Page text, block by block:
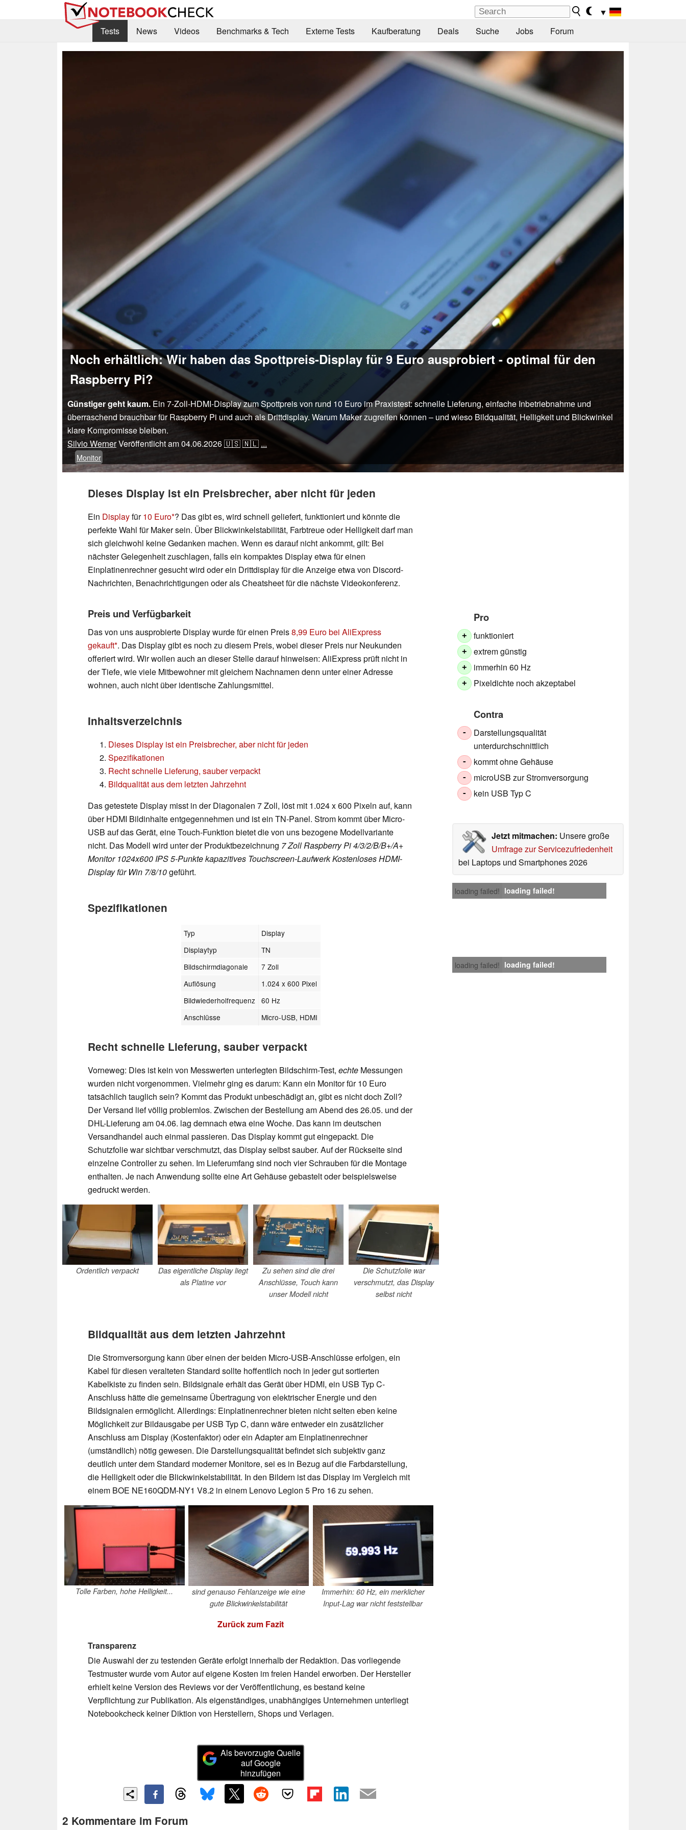
▼
Tests
News Videos Benchmarks & Tech Externe Tests Kaufberatung Deals Suche Jobs Forum
Noch erhältlich: Wir haben das Spottpreis-Display für 9 Euro ausprobiert - optimal für den
Raspberry Pi?
Günstiger geht kaum. Ein 7-Zoll-HDMI-Display zum Spottpreis von rund 10 Euro im Praxistest: schnelle Lieferung, einfache Inbetriebnahme und
überraschend brauchbar für Raspberry Pi und auch als Drittdisplay. Warum Maker zugreifen können – und wieso Bildqualität, Helligkeit und Blickwinkel
klare Kompromisse bleiben.
Silvio WernerVeröffentlicht am04.06.2026🇺🇸🇳🇱 ...
Monitor
Dieses Display ist ein Preisbrecher, aber nicht für jeden
Ein Displayfür10 Euro ? Das gibt es, wird schnell geliefert, funktioniert und könnte die
perfekte Wahl für Maker sein. Über Blickwinkelstabilität, Farbtreue oder Helligkeit darf man
sich gleichwohl keine Gedanken machen. Wenn es darauf nicht ankommt, gilt: Bei
nächster Gelegenheit zuschlagen, falls ein kompaktes Display etwa für einen
Einplatinenrechner gesucht wird oder ein Drittdisplay für die Anzeige etwa von Discord-
Nachrichten, Benachrichtigungen oder als Cheatsheet für die nächste Videokonferenz.
Pro
+ funktioniert
+ extrem günstig
+ immerhin 60 Hz
+ Pixeldichte noch akzeptabel
Contra
-
Darstellungsqualität
unterdurchschnittlich
- kommt ohne Gehäuse
- microUSB zur Stromversorgung
- kein USB Typ C
Jetzt mitmachen: Unsere große
Umfrage zur Servicezufriedenheit
bei Laptops und Smartphones 2026
Preis und Verfügbarkeit
Das von uns ausprobierte Display wurde für einen Preis8,99 Euro bei AliExpress
gekauft . Das Display gibt es noch zu diesem Preis, wobei dieser Preis nur Neukunden
offeriert wird. Wir wollen auch an dieser Stelle darauf hinweisen: AliExpress prüft nicht in
der Tiefe, wie viele Mitbewohner mit gleichem Nachnamen denn unter einer Adresse
wohnen, auch nicht über identische Zahlungsmittel.
loading failed! loading failed!
Inhaltsverzeichnis
Dieses Display ist ein Preisbrecher, aber nicht für jeden
Spezifikationen
Recht schnelle Lieferung, sauber verpackt
Bildqualität aus dem letzten Jahrzehnt
loading failed! loading failed!
Das getestete Display misst in der Diagonalen 7 Zoll, löst mit 1.024 x 600 Pixeln auf, kann
über HDMI Bildinhalte entgegennehmen und ist ein TN-Panel. Strom kommt über Micro-
USB auf das Gerät, eine Touch-Funktion bietet die von uns bezogene Modellvariante
nicht. Das Modell wird unter der Produktbezeichnung 7 Zoll Raspberry Pi 4/3/2/B/B+/A+
Monitor 1024x600 IPS 5-Punkte kapazitives Touchscreen-Laufwerk Kostenloses HDMI-
Display für Win 7/8/10geführt.
Spezifikationen
Typ
Display
Displaytyp
TN
Bildschirmdiagonale
7 Zoll
Auflösung
1.024 x 600 Pixel
Bildwiederholfrequenz
60 Hz
Anschlüsse
Micro-USB, HDMI
Recht schnelle Lieferung, sauber verpackt
Vorneweg: Dies ist kein von Messwerten unterlegten Bildschirm-Test, echte Messungen
wurden nicht vorgenommen. Vielmehr ging es darum: Kann ein Monitor für 10 Euro
tatsächlich tauglich sein? Kommt das Produkt unbeschädigt an, gibt es nicht doch Zoll?
Der Versand lief völlig problemlos. Zwischen der Bestellung am Abend des 26.05. und der
DHL-Lieferung am 04.06. lag demnach etwa eine Woche. Das kann im deutschen
Versandhandel auch einmal passieren. Das Display kommt gut eingepackt. Die
Schutzfolie war sichtbar verschmutzt, das Display selbst sauber. Auf der Rückseite sind
einzelne Controller zu sehen. Im Lieferumfang sind noch vier Schrauben für die Montage
enthalten. Je nach Anwendung sollte eine Art Gehäuse gebastelt oder beispielsweise
gedruckt werden.
Ordentlich verpackt
Das eigentliche Display liegt
als Platine vor
Zu sehen sind die drei
Anschlüsse, Touch kann
unser Modell nicht
Die Schutzfolie war
verschmutzt, das Display
selbst nicht
Bildqualität aus dem letzten Jahrzehnt
Die Stromversorgung kann über einen der beiden Micro-USB-Anschlüsse erfolgen, ein
Kabel für diesen veralteten Standard sollte hoffentlich noch in jeder gut sortierten
Kabelkiste zu finden sein. Bildsignale erhält das Gerät über HDMI, ein USB Typ C-
Anschluss hätte die gemeinsame Übertragung von elektrischer Energie und den
Bildsignalen ermöglicht. Allerdings: Einplatinenrechner bieten nicht selten eben keine
Möglichkeit zur Bildausgabe per USB Typ C, dann wäre entweder ein zusätzlicher
Anschluss am Display (Kostenfaktor) oder ein Adapter am Einplatinenrechner
(umständlich) nötig gewesen. Die Darstellungsqualität befindet sich subjektiv ganz
deutlich unter dem Standard moderner Monitore, sei es in Bezug auf die Farbdarstellung,
die Helligkeit oder die Blickwinkelstabilität. In den Bildern ist das Display im Vergleich mit
einem BOE NE160QDM-NY1 V8.2 in einem Lenovo Legion 5 Pro 16 zu sehen.
Tolle Farben, hohe Helligkeit...
sind genauso Fehlanzeige wie eine
gute Blickwinkelstabilität
Immerhin: 60 Hz, ein merklicher
Input-Lag war nicht feststellbar
Zurück zum Fazit
Transparenz
Die Auswahl der zu testenden Geräte erfolgt innerhalb der Redaktion. Das vorliegende
Testmuster wurde vom Autor auf eigene Kosten im freien Handel erworben. Der Hersteller
erhielt keine Version des Reviews vor der Veröffentlichung, es bestand keine
Verpflichtung zur Publikation. Als eigenständiges, unabhängiges Unternehmen unterliegt
Notebookcheck keiner Diktion von Herstellern, Shops und Verlagen.
Als bevorzugte Quelle
auf Google
hinzufügen
2 Kommentare im Forum